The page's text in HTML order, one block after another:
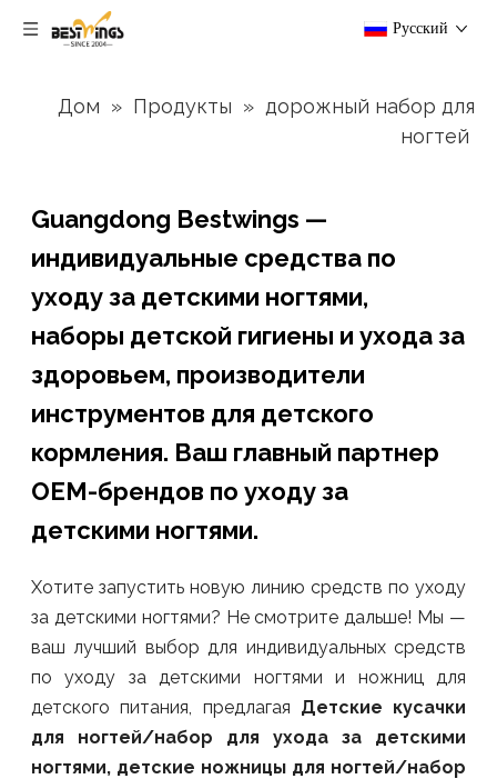
Pусский
Дом » Продукты » дорожный набор для
ногтей
Guangdong Bestwings —
индивидуальные средства по
уходу за детскими ногтями,
наборы детской гигиены и ухода за
здоровьем, производители
инструментов для детского
кормления. Ваш главный партнер
OEM-брендов по уходу за
детскими ногтями.
Хотите запустить новую линию средств по уходу
за детскими ногтями? Не смотрите дальше! Мы —
ваш лучший выбор для индивидуальных средств
по уходу за детскими ногтями и ножниц для
детского питания, предлагая Детские кусачки
для ногтей/набор для ухода за детскими
ногтями, детские ножницы для ногтей/набор